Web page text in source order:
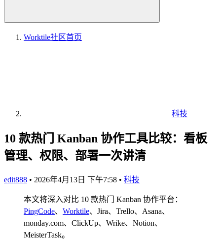
Worktile社区首页
科技
10 款热门 Kanban 协作工具比较：看板
管理、权限、部署一次讲清
edit888 • 2026年4月13日 下午7:58 • 科技
本文将深入对比 10 款热门 Kanban 协作平台：
PingCode、 Worktile、Jira、Trello、Asana、
monday.com、ClickUp、Wrike、Notion、
MeisterTask。